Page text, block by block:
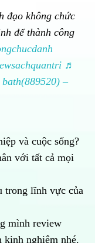
đạo không chức
để thành công
♬
–
và cuộc sống?
với tất cả mọi
trong lĩnh vực của
mình review
kinh nghiệm nhé.